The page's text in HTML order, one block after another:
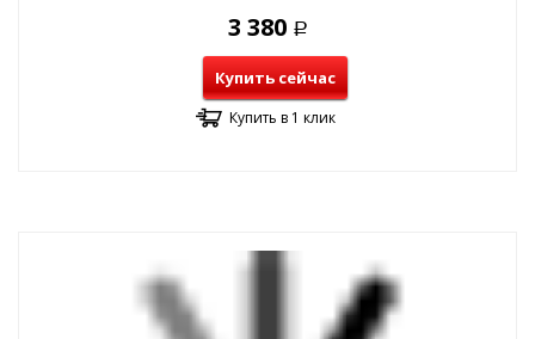
3 380 Р
Купить сейчас
Купить в 1 клик